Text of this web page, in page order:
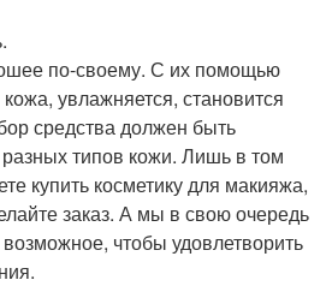
по-своему. С их помощью
увлажняется, становится
средства должен быть
типов кожи. Лишь в том
купить косметику для макияжа,
заказ. А мы в свою очередь
чтобы удовлетворить